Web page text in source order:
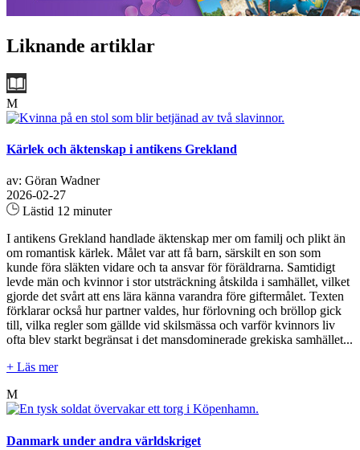
Liknande artiklar
M
Kärlek och äktenskap i antikens Grekland
av: Göran Wadner
2026-02-27
Lästid 12 minuter
I antikens Grekland handlade äktenskap mer om familj och plikt än
om romantisk kärlek. Målet var att få barn, särskilt en son som
kunde föra släkten vidare och ta ansvar för föräldrarna. Samtidigt
levde män och kvinnor i stor utsträckning åtskilda i samhället, vilket
gjorde det svårt att ens lära känna varandra före giftermålet. Texten
förklarar också hur partner valdes, hur förlovning och bröllop gick
till, vilka regler som gällde vid skilsmässa och varför kvinnors liv
ofta blev starkt begränsat i det mansdominerade grekiska samhället...
+ Läs mer
M
Danmark under andra världskriget